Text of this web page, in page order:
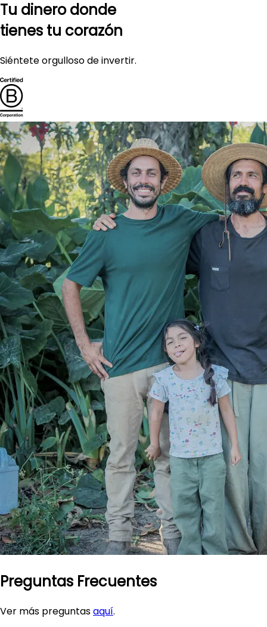
Tu dinero donde
tienes tu corazón
Siéntete orgulloso de invertir.
Preguntas Frecuentes
Ver más preguntasaquí.